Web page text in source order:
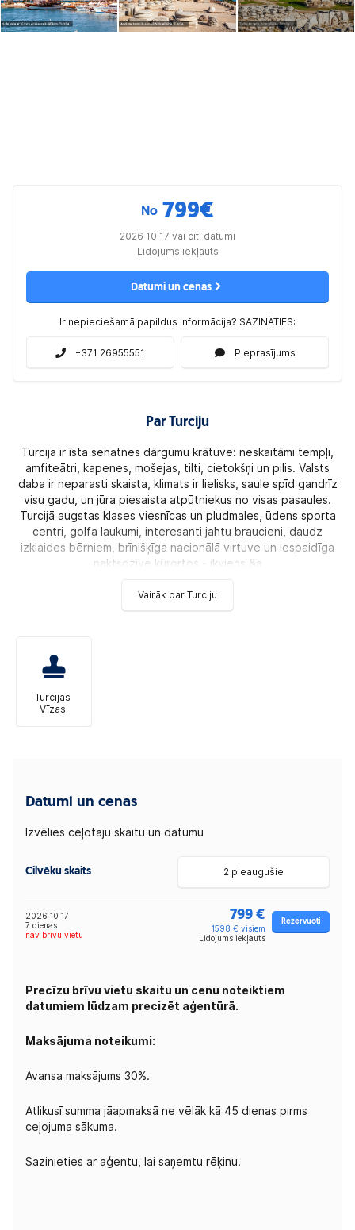
No 799€
2026 10 17 vai citi datumi
Lidojums iekļauts
Datumi un cenas
Ir nepieciešamā papildus informācija? SAZINĀTIES:
+371 26955551 Pieprasījums
Par Turciju
Turcija ir īsta senatnes dārgumu krātuve: neskaitāmi tempļi,
amfiteātri, kapenes, mošejas, tilti, cietokšņi un pilis. Valsts
daba ir neparasti skaista, klimats ir lielisks, saule spīd gandrīz
visu gadu, un jūra piesaista atpūtniekus no visas pasaules.
Turcijā augstas klases viesnīcas un pludmales, ūdens sporta
centri, golfa laukumi, interesanti jahtu braucieni, daudz
izklaides bērniem, brīnišķīga nacionālā virtuve un iespaidīga
naktsdzīve kūrortos - ikviens &a
Vairāk par Turciju
Turcijas
Vīzas
Datumi un cenas
Izvēlies ceļotaju skaitu un datumu
Cilvēku skaits 2 pieaugušie
2026 10 17
7 dienas
nav brīvu vietu
799 €
1598 € visiem
Lidojums iekļauts
Rezervuoti
Precīzu brīvu vietu skaitu un cenu noteiktiem
datumiem lūdzam precizēt aģentūrā.
Maksājuma noteikumi:
Avansa maksājums 30%.
Atlikusī summa jāapmaksā ne vēlāk kā 45 dienas pirms
ceļojuma sākuma.
Sazinieties ar aģentu, lai saņemtu rēķinu.